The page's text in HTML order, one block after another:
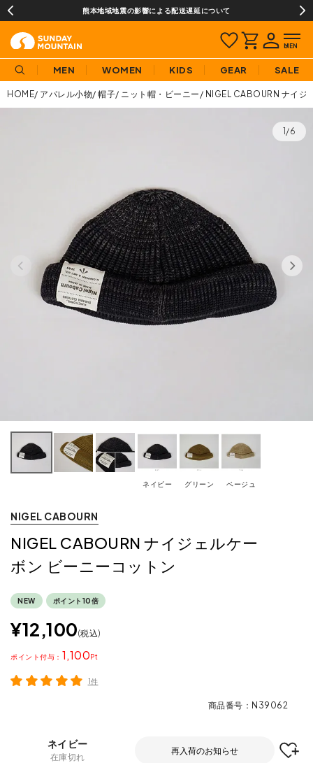
熊本地域地震の影響による配送遅延について
MEN WOMEN KIDS GEAR SALE
HOME アパレル小物 帽子 ニット帽・ビーニー NIGEL CABOURN ナイジ
1/6
ネイビー グリーン ベージュ
NIGEL CABOURN
NIGEL CABOURN ナイジェルケー
ボン ビーニーコットン
NEW ポイント10倍
¥12,100 税込
1,100
ポイント
1件
商品番号 N39062
ネイビー
在庫切れ
再入荷のお知らせ